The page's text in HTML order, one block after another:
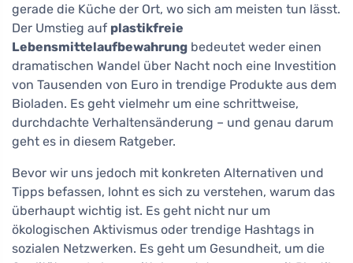
gerade die Küche der Ort, wo sich am meisten tun lässt.
Der Umstieg auf plastikfreie
Lebensmittelaufbewahrung bedeutet weder einen
dramatischen Wandel über Nacht noch eine Investition
von Tausenden von Euro in trendige Produkte aus dem
Bioladen. Es geht vielmehr um eine schrittweise,
durchdachte Verhaltensänderung – und genau darum
geht es in diesem Ratgeber.
Bevor wir uns jedoch mit konkreten Alternativen und
Tipps befassen, lohnt es sich zu verstehen, warum das
überhaupt wichtig ist. Es geht nicht nur um
ökologischen Aktivismus oder trendige Hashtags in
sozialen Netzwerken. Es geht um Gesundheit, um die